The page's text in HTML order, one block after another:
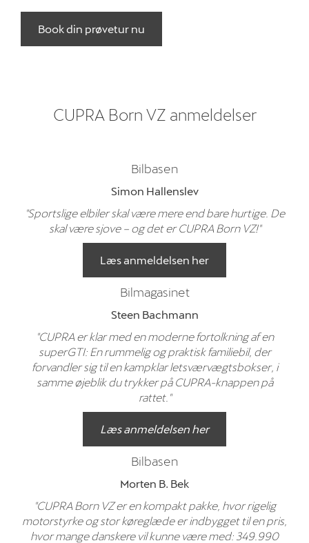
Book din prøvetur nu
CUPRA Born VZ anmeldelser
Bilbasen
Simon Hallenslev
"Sportslige elbiler skal være mere end bare hurtige. De
skal være sjove – og det er CUPRA Born VZ!"
Læs anmeldelsen her
Bilmagasinet
Steen Bachmann
"CUPRA er klar med en moderne fortolkning af en
super­GTI: En rummelig og praktisk familiebil, der
forvandler sig til en kampklar letsværvægtsbokser, i
samme øjeblik du trykker på CUPRA-knappen på
rattet."
Læs anmeldelsen her
Bilbasen
Morten B. Bek
"CUPRA Born VZ er en kompakt pakke, hvor rigelig
motorstyrke og stor køreglæde er indbygget til en pris,
hvor mange danskere vil kunne være med: 349.990